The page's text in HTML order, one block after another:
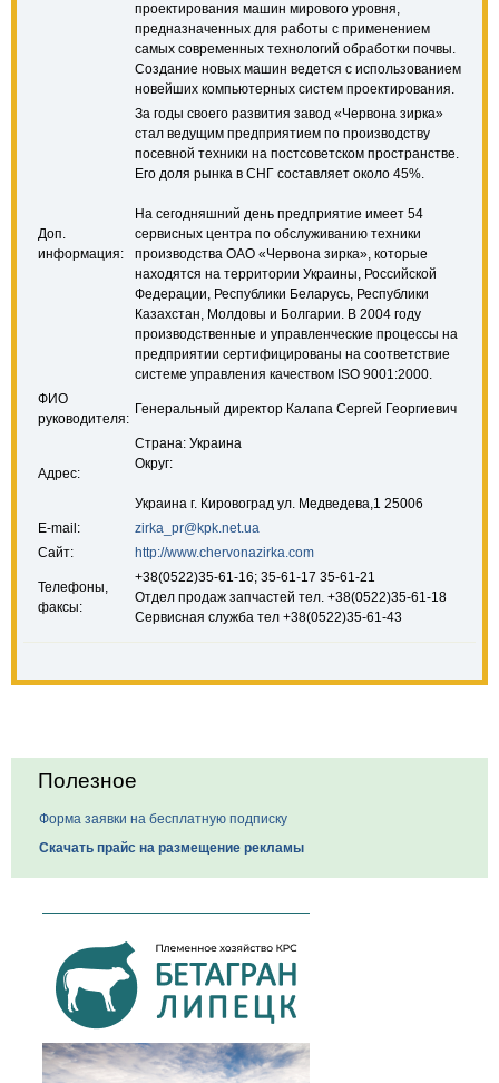
проектирования машин мирового уровня,
предназначенных для работы с применением
самых современных технологий обработки почвы.
Создание новых машин ведется с использованием
новейших компьютерных систем проектирования.
Доп.
информация:
За годы своего развития завод «Червона зирка»
стал ведущим предприятием по производству
посевной техники на постсоветском пространстве.
Его доля рынка в СНГ составляет около 45%.
На сегодняшний день предприятие имеет 54
сервисных центра по обслуживанию техники
производства ОАО «Червона зирка», которые
находятся на территории Украины, Российской
Федерации, Республики Беларусь, Республики
Казахстан, Молдовы и Болгарии. В 2004 году
производственные и управленческие процессы на
предприятии сертифицированы на соответствие
системе управления качеством ISO 9001:2000.
ФИО
руководителя:
Генеральный директор Калапа Сергей Георгиевич
Адрес:
Страна: Украина
Округ:
Украина г. Кировоград ул. Медведева,1 25006
E-mail:
zirka_pr@kpk.net.ua
Сайт:
http://www.chervonazirka.com
Телефоны,
факсы:
+38(0522)35-61-16; 35-61-17 35-61-21
Отдел продаж запчастей тел. +38(0522)35-61-18
Сервисная служба тел +38(0522)35-61-43
Полезное
Форма заявки на бесплатную подписку
Скачать прайс на размещение рекламы